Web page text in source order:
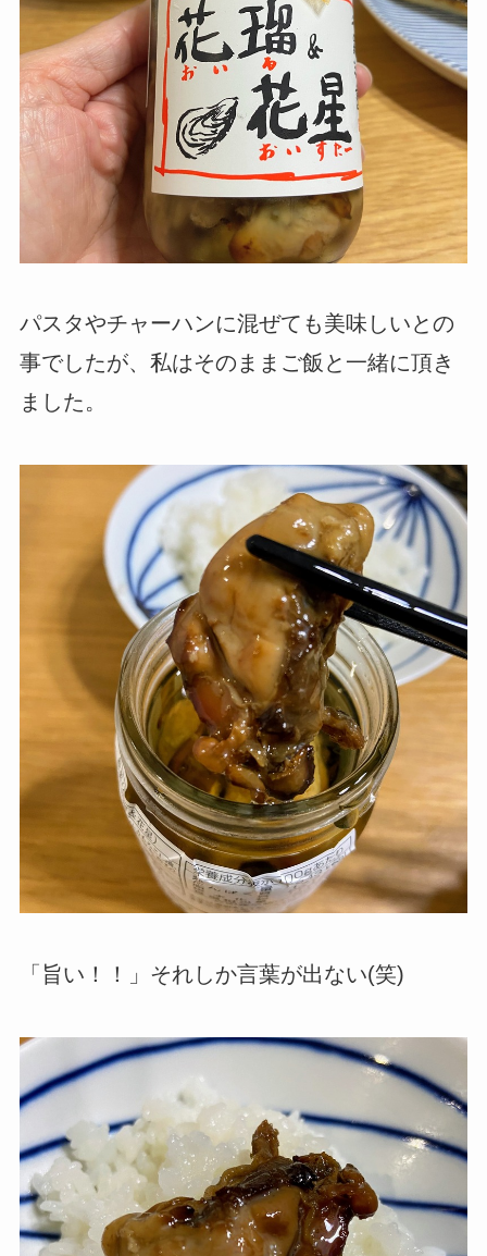
パスタやチャーハンに混ぜても美味しいとの
事でしたが、私はそのままご飯と一緒に頂き
ました。
「旨い！！」それしか言葉が出ない(笑)